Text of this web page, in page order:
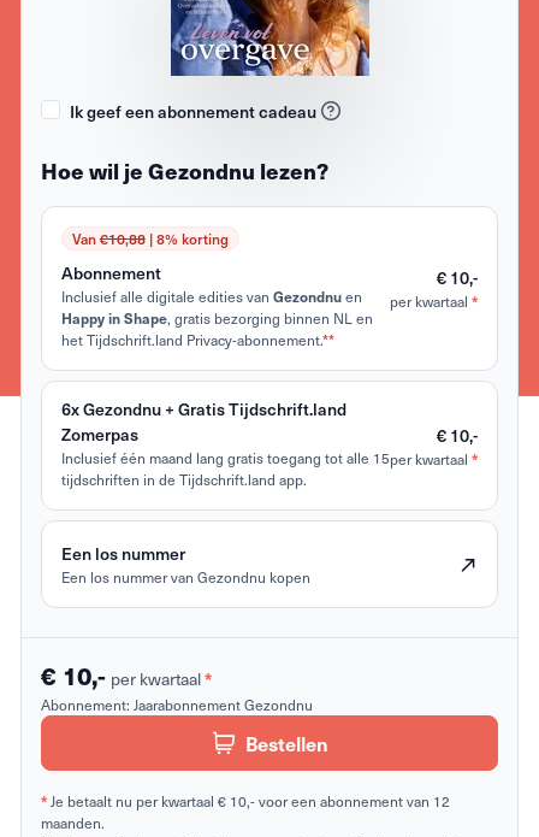
Ik geef een abonnement cadeau
Hoe wil je Gezondnu lezen?
Van€10,88| 8% korting
Abonnement
Inclusief alle digitale edities van Gezondnuen
Happy in Shape, gratis bezorging binnen NL en
het Tijdschrift.land Privacy-abonnement.**
€ 10,-
per kwartaal *
6x Gezondnu + Gratis Tijdschrift.land
Zomerpas
Inclusief één maand lang gratis toegang tot alle 15
tijdschriften in de Tijdschrift.land app.
€ 10,-
per kwartaal *
Een los nummer
Een los nummer van Gezondnu kopen
€ 10,- per kwartaal*
Abonnement: Jaarabonnement Gezondnu
Bestellen
*Je betaalt nu per kwartaal € 10,- voor een abonnement van 12
maanden.